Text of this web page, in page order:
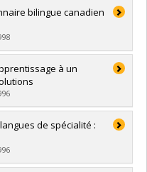
bilingue canadien
à un
de spécialité :